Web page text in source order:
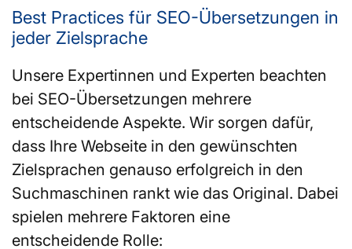
Best Practices für SEO-Übersetzungen in
jeder Zielsprache
Unsere Expertinnen und Experten beachten
bei SEO-Übersetzungen mehrere
entscheidende Aspekte. Wir sorgen dafür,
dass Ihre Webseite in den gewünschten
Zielsprachen genauso erfolgreich in den
Suchmaschinen rankt wie das Original. Dabei
spielen mehrere Faktoren eine
entscheidende Rolle: